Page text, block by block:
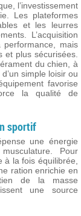
l’investissement
Les plateformes
et les leurres
L’acquisition
mais
plus sécurisées.
du chien, à
simple loisir ou
favorise
la qualité de
sportif
une énergie
Pour
la fois équilibrée,
ration enrichie en
de la masse
une source